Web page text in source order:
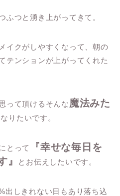
ふつと湧き上がってきて。
イクがしやすくなって、朝の
テンションが上がってくれた
って頂けるそんな 魔法みた
りたいです。
とって
『幸せな毎日を
』
とお伝えしたいです。
出しきれない日もあり落ち込